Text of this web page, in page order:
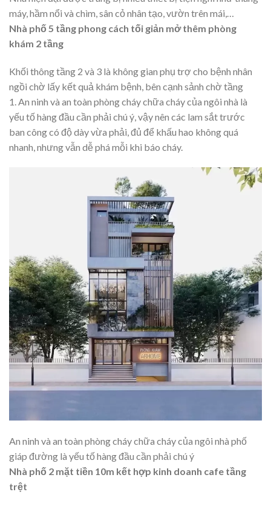
máy, hầm nổi và chìm, sân cỏ nhân tạo, vườn trên mái,…
Nhà phố 5 tầng phong cách tối giản mở thêm phòng
khám 2 tầng
Khối thông tầng 2 và 3 là không gian phụ trợ cho bệnh nhân
ngồi chờ lấy kết quả khám bệnh, bên cạnh sảnh chờ tầng
1. An ninh và an toàn phòng cháy chữa cháy của ngôi nhà là
yếu tố hàng đầu cần phải chú ý, vậy nên các lam sắt trước
ban công có độ dày vừa phải, đủ để khấu hao không quá
nhanh, nhưng vẫn dễ phá mỗi khi báo cháy.
An ninh và an toàn phòng cháy chữa cháy của ngôi nhà phố
giáp đường là yếu tố hàng đầu cần phải chú ý
Nhà phố 2 mặt tiền 10m kết hợp kinh doanh cafe tầng
trệt